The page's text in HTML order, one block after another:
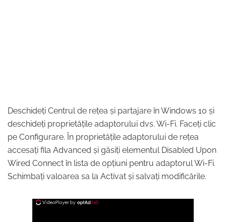
Deschideți Centrul de rețea și partajare în Windows 10 și
deschideți proprietățile adaptorului dvs. Wi-Fi. Faceți clic
pe Configurare. În proprietățile adaptorului de rețea
accesați fila Advanced și găsiți elementul Disabled Upon
Wired Connect în lista de opțiuni pentru adaptorul Wi-Fi.
Schimbați valoarea sa la Activat și salvați modificările.